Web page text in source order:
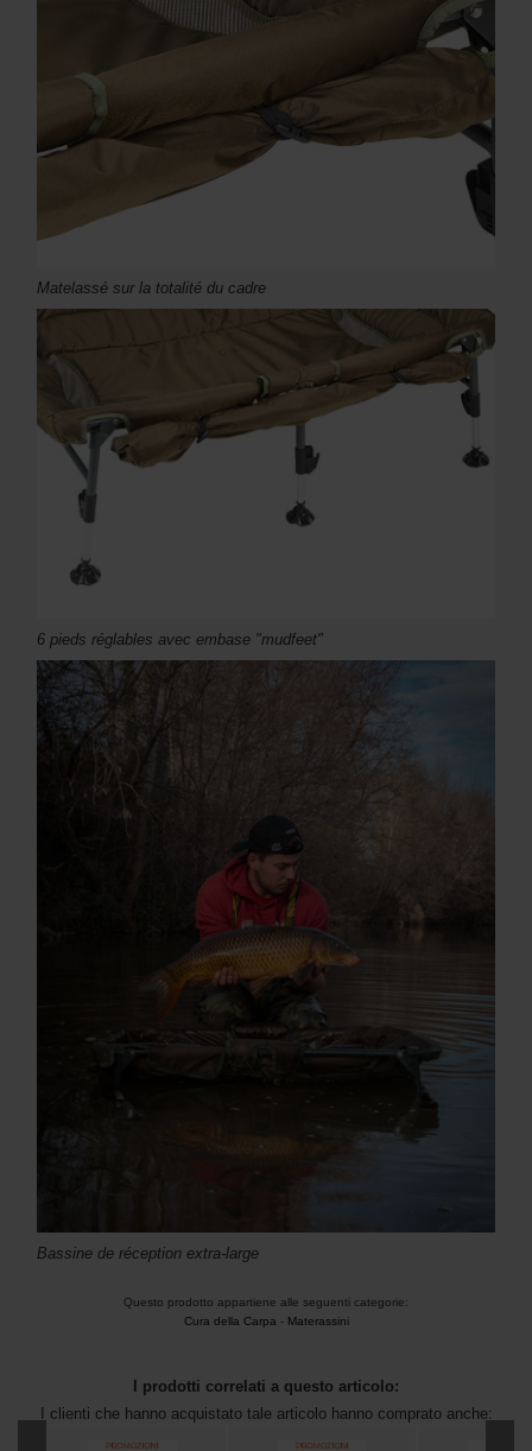
Matelassé sur la totalité du cadre
6 pieds réglables avec embase "mudfeet"
Bassine de réception extra-large
Questo prodotto appartiene alle seguenti categorie:
Cura della Carpa - Materassini
I prodotti correlati a questo articolo:
I clienti che hanno acquistato tale articolo hanno comprato anche: